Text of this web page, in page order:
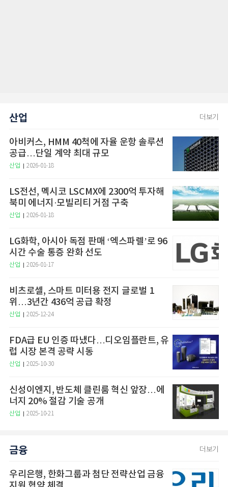
산업 더보기
아비커스, HMM 40척에 자율 운항 솔루션
공급…단일 계약 최대 규모
산업 2026-01-18
LS전선, 멕시코 LSCMX에 2300억 투자해
북미 에너지·모빌리티 거점 구축
산업 2026-01-18
LG화학, 아시아 독점 판매 ‘엑스파렐’로 96
시간 수술 통증 완화 선도
산업 2026-01-17
비츠로셀, 스마트 미터용 전지 글로벌 1
위…3년간 436억 공급 확정
산업 2025-12-24
FDA급 EU 인증 따냈다…디오임플란트, 유
럽 시장 본격 공략 시동
산업 2025-10-30
신성이엔지, 반도체 클린룸 혁신 앞장…에
너지 20% 절감 기술 공개
산업 2025-10-21
금융 더보기
우리은행, 한화그룹과 첨단 전략산업 금융